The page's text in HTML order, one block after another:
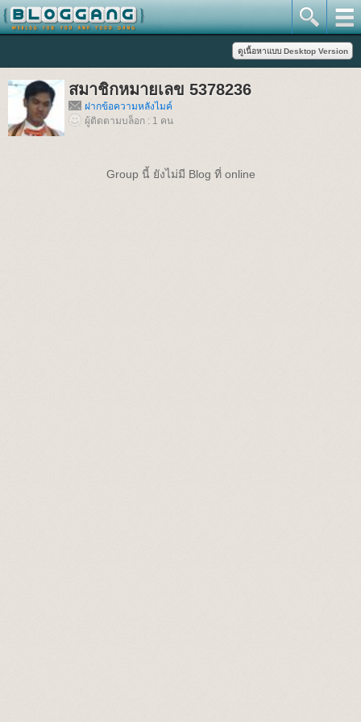
สมาชิกหมายเลข 5378236
ฝากข้อความหลังไมค์
ผู้ติดตามบล็อก : 1 คน
Group นี้ ยังไม่มี Blog ที่ online